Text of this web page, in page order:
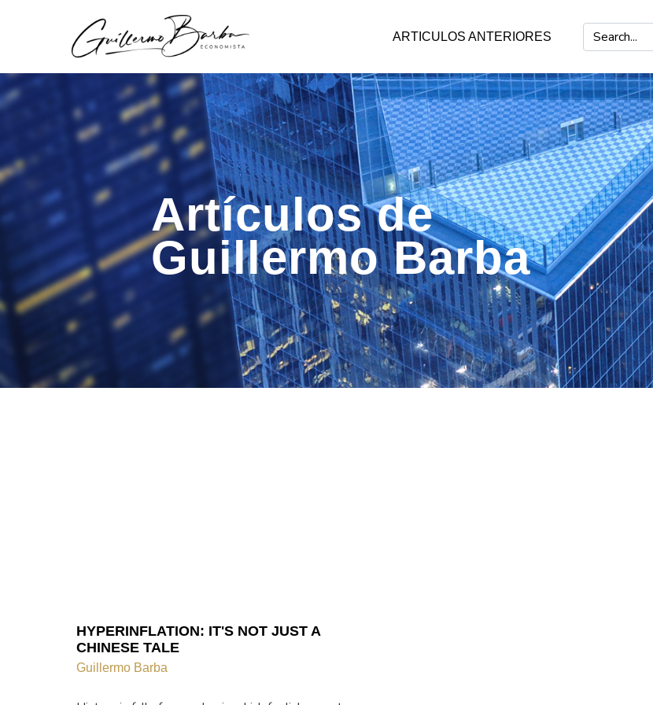
ARTICULOS ANTERIORES
Artículos de
Guillermo Barba
HYPERINFLATION: IT'S NOT JUST A
CHINESE TALE
Guillermo Barba